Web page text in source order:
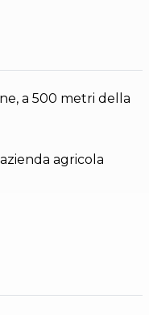
a 500 metri della
agricola